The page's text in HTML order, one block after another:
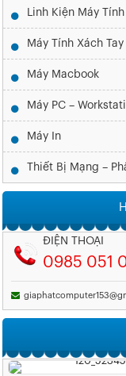
Linh Kiện Máy
Máy Tính Xách
Máy Macbook
Máy PC –
Máy In
Thiết Bị Mạng –
ĐIỆN THOẠI
0985 051